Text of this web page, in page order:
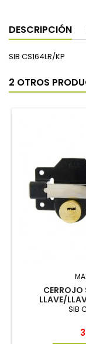
DESCRIPCIÓN
SIB CS164LR/KP
2 OTROS
CERROJO
LLAVE/
SIB